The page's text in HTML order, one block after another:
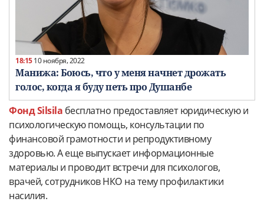
18:1510 ноября, 2022
Манижа: Боюсь, что у меня начнет дрожать
голос, когда я буду петь про Душанбе
Фонд Silsila бесплатно предоставляет юридическую и
психологическую помощь, консультации по
финансовой грамотности и репродуктивному
здоровью. А еще выпускает информационные
материалы и проводит встречи для психологов,
врачей, сотрудников НКО на тему профилактики
насилия.